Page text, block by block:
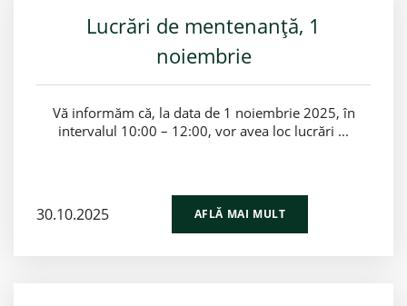
Lucrări de mentenanță, 1
noiembrie
Vă informăm că, la data de 1 noiembrie 2025, în
intervalul 10:00 – 12:00, vor avea loc lucrări ...
30.10.2025 AFLĂ MAI MULT